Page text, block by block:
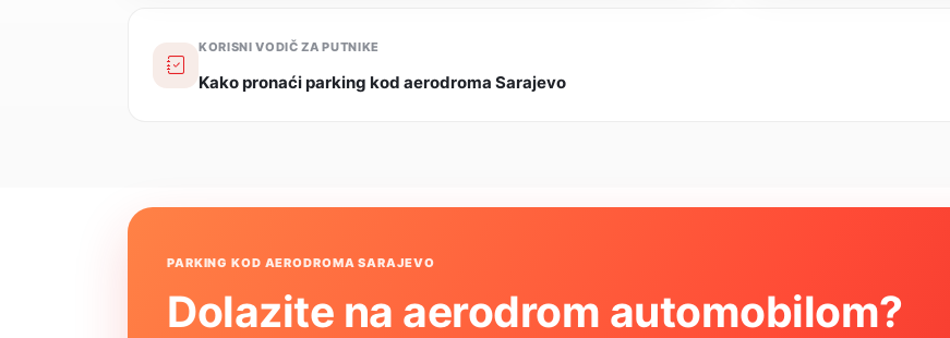
KORISNI VODIČ ZA PUTNIKE
Kako pronaći parking kod aerodroma Sarajevo
PARKING KOD AERODROMA SARAJEVO
Dolazite na aerodrom automobilom?